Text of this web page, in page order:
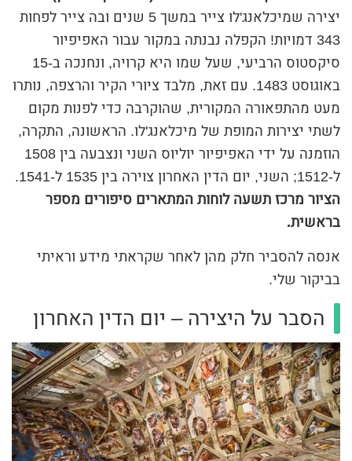
יצירה שמיכלאנג'לו צייר במשך 5 שנים ובה צייר לפחות
343 דמויות! הקפלה נבנתה במקור עבור האפיפיור
סיקסטוס הרביעי, שעל שמו היא קרויה, ונחנכה ב-15
באוגוסט 1483. עם זאת, מלבד ציורי הקיר והרצפה, נותרו
מעט מהתפאורה המקורית, שהוקרבה כדי לפנות מקום
לשתי יצירות המופת של מיכלאנג'לו. הראשונה, התקרה,
הוזמנה על ידי האפיפיור יוליוס השני ונצבעה בין 1508
ל-1512; השני, יום הדין האחרון צוירה בין 1535 ל-1541.
הציור מרכז תשעה לוחות המתארים סיפורים מספר
בראשית.
אנסה להסביר חלק מהן לאחר שקראתי מידע וראיתי
בביקור שלי.
הסבר על היצירה – יום הדין האחרון